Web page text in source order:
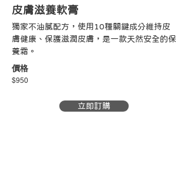
皮膚滋養軟膏
獨家不油膩配方，使用10種關鍵成分維持皮
膚健康、保護滋潤皮膚，是一款天然安全的保
養霜。
價格
$950
立即訂購